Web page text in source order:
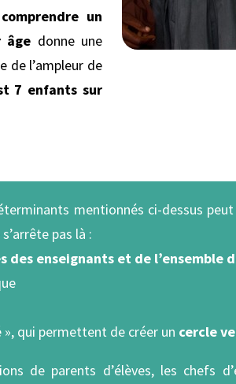
un
âge donne une
de l’ampleur de
7 enfants sur
mentionnés ci-dessus
pas là :
des enseignants et de l’ensemble
», qui permettent de créer un cercle
de parents d’élèves, les chefs